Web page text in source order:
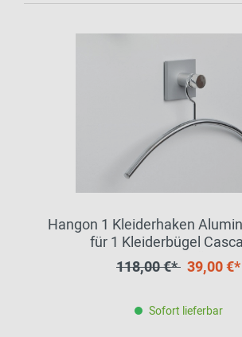
Hangon 1 Kleiderhaken
für 1 Kleiderbügel
EINZELSTÜCK
118,00 €* 39,00 €*
Sofort lieferbar